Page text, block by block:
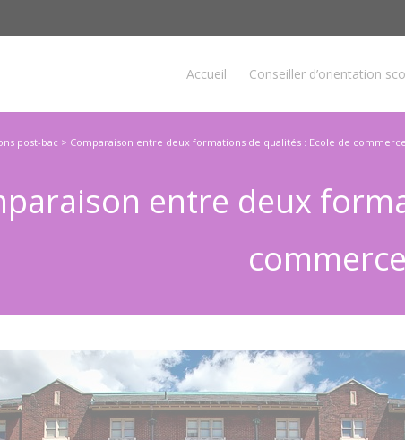
Accueil Conseiller d’orientation
post-bac > Comparaison entre deux formations de qualités : Ecole de
entre deux